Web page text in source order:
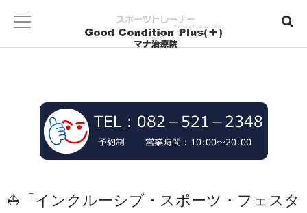
⛵「インクルーシブ・スポーツ・フェスタ